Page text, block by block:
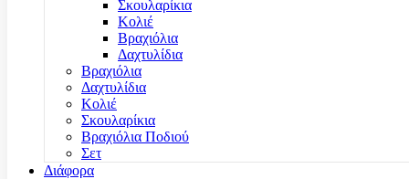
Σκουλαρίκια
Κολιέ
Βραχιόλια
Δαχτυλίδια
Βραχιόλια
Δαχτυλίδια
Κολιέ
Σκουλαρίκια
Βραχιόλια Ποδιού
Σετ
Διάφορα